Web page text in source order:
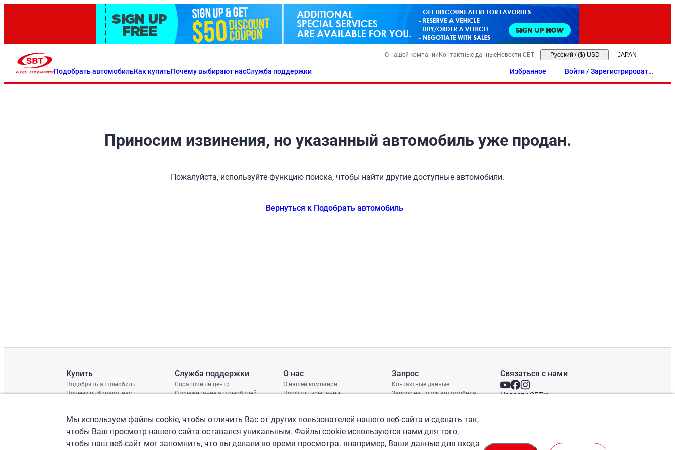
Подобрать автомобильКак купитьПочему выбирают насСлужба поддержки
О нашей компанииКонтактные данныеНовости СБТ Русский / ($) USD
Избранное
Войти / Зарегистрировать
ся
Приносим извинения, но указанный автомобиль уже продан.
Пожалуйста, используйте функцию поиска, чтобы найти другие доступные автомобили.
Вернуться к Подобрать автомобиль
Купить
Подобрать автомобиль
Почему выбирают нас
Служба поддержки
Справочный центр
Отслеживание автомобилей
График доставки
Проверка шасси
О нас
О нашей компании
Профиль компании
Запрос
Контактные данные
Запрос на поиск автомобиля
Связаться с нами
Новости СБТ
Мы используем файлы cookie, чтобы отличить Вас от других пользователей нашего веб-сайта и сделать так,
чтобы Ваш просмотр нашего сайта оставался уникальным. Файлы cookie используются нами для того,
чтобы наш веб-сайт мог запомнить, что вы делали во время просмотра. янапример, Ваши данные для входа